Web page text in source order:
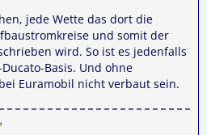
jede Wette das dort die
und somit der
wird. So ist es jedenfalls
Basis. Und ohne
Euramobil nicht verbaut sein.